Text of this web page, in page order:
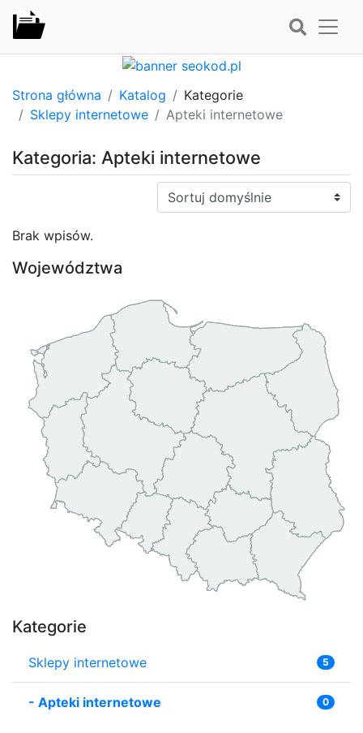
Strona główna Katalog
Kategorie
Sklepy internetowe
Apteki internetowe
Kategoria: Apteki internetowe
Sortuj:
Brak wpisów.
Województwa
Kategorie
Sklepy internetowe 5
- Apteki internetowe 0